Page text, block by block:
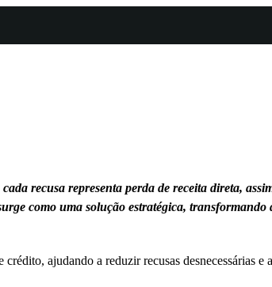
recusa representa perda de receita direta,
como uma solução estratégica, transformando
ajudando a reduzir recusas desnecessárias e